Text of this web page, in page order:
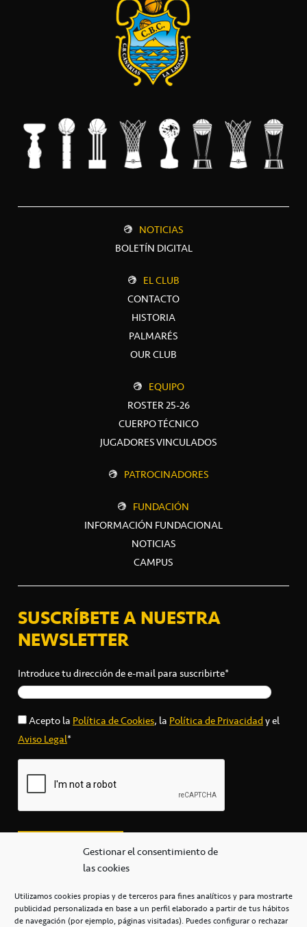
Gestionar el consentimiento de
las cookies
Utilizamos cookies propias y de terceros para fines analíticos y para mostrarte
publicidad personalizada en base a un perfil elaborado a partir de tus hábitos
de navegación (por ejemplo, páginas visitadas). Puedes configurar o rechazar
NOTICIAS
BOLETÍN DIGITAL
EL CLUB
CONTACTO
HISTORIA
PALMARÉS
OUR CLUB
EQUIPO
ROSTER 25-26
CUERPO TÉCNICO
JUGADORES VINCULADOS
PATROCINADORES
FUNDACIÓN
INFORMACIÓN FUNDACIONAL
NOTICIAS
CAMPUS
SUSCRÍBETE A NUESTRA
NEWSLETTER
Introduce tu dirección de e-mail para suscribirte*
Acepto laPolítica de Cookies, laPolítica de Privacidady el
Aviso Legal*
secretaria@cbcanarias.es